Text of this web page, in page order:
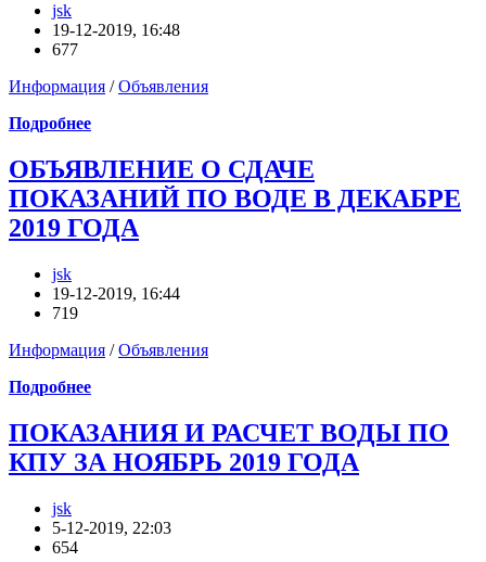
jsk
19-12-2019, 16:48
677
Информация /Объявления
Подробнее
ОБЪЯВЛЕНИЕ О СДАЧЕ
ПОКАЗАНИЙ ПО ВОДЕ В ДЕКАБРЕ
2019 ГОДА
jsk
19-12-2019, 16:44
719
Информация /Объявления
Подробнее
ПОКАЗАНИЯ И РАСЧЕТ ВОДЫ ПО
КПУ ЗА НОЯБРЬ 2019 ГОДА
jsk
5-12-2019, 22:03
654